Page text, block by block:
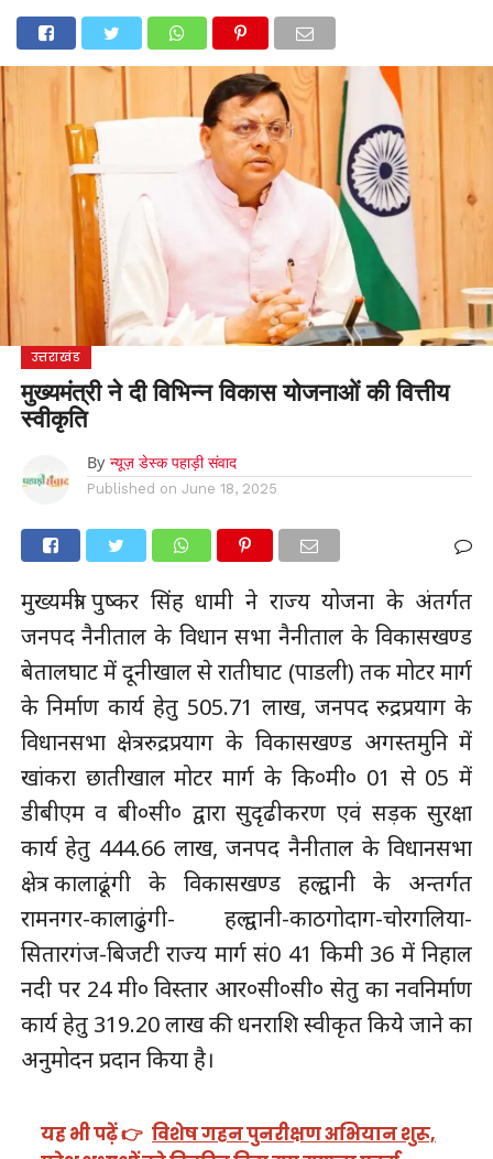
उत्तराखंड अल्मोड़ाउत्तरकाशी उधम सिंह नगरचंपावत चमोली
टिहरी गढ़वाल
देहरादून
नैनीताल पिथौरागढ़ पौड़ी गढ़वालबागेश्वर रुद्रप्रयाग हरिद्वार
मनोरंजन
उत्तराखंड
मुख्यमंत्री ने दी विभिन्न विकास योजनाओं की वित्तीय
स्वीकृति
By न्यूज़ डेस्क पहाड़ी संवाद
Published on June 18, 2025
मुख्यमंत्री पुष्कर सिंह धामी ने राज्य योजना के अंतर्गत
जनपद नैनीताल के विधान सभा नैनीताल के विकासखण्ड
बेतालघाट में दूनीखाल से रातीघाट (पाडली) तक मोटर मार्ग
के निर्माण कार्य हेतु 505.71 लाख, जनपद रुद्रप्रयाग के
विधानसभा क्षेत्र रुद्रप्रयाग के विकासखण्ड अगस्तमुनि में
खांकरा छातीखाल मोटर मार्ग के कि०मी० 01 से 05 में
डीबीएम व बी०सी० द्वारा सुदृढीकरण एवं सड़क सुरक्षा
कार्य हेतु 444.66 लाख, जनपद नैनीताल के विधानसभा
क्षेत्र कालाढूंगी के विकासखण्ड हल्द्वानी के अन्तर्गत
रामनगर-कालाढुंगी- हल्द्वानी-काठगोदाग-चोरगलिया-
सितारगंज-बिजटी राज्य मार्ग सं0 41 किमी 36 में निहाल
नदी पर 24 मी० विस्तार आर०सी०सी० सेतु का नवनिर्माण
कार्य हेतु 319.20 लाख की धनराशि स्वीकृत किये जाने का
अनुमोदन प्रदान किया है।
यह भी पढ़ें 👉 विशेष गहन पुनरीक्षण अभियान शुरू,